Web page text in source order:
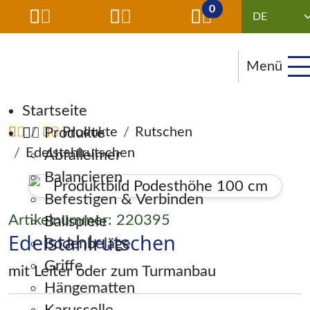
0
Menü
Navigation überspringen
Startseite
Produkte
Abfalleimer
Balancieren
Befestigen & Verbinden
Ballspiele
Bodenbeläge
Griffe
Hängematten
Produkte
Rutschen
Edelstahlrutschen
Artikelnummer: 220395
Edelstahlrutschen
mit Leiter oder zum Turmanbau